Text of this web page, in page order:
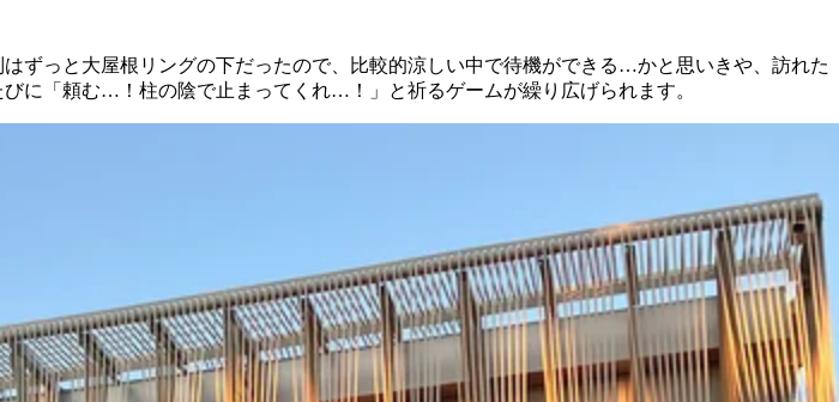
ずっと大屋根リングの下だったので、比較的涼しい中で待機ができる…かと思いきや、訪れた
に「頼む…！柱の陰で止まってくれ…！」と祈るゲームが繰り広げられます。